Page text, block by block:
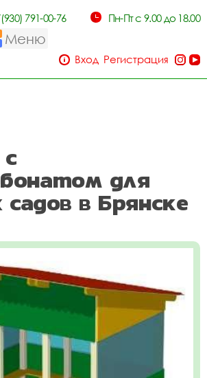
791-00-76 Пн-Пт с 9.00 до 18.00
Меню
Вход Регистрация
для
в Брянске